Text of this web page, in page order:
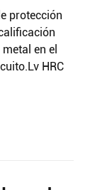
protección
en el
HRC